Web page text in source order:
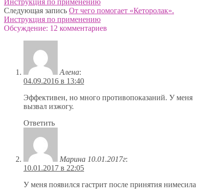
Следующая запись От чего помогает «Кеторолак».
Инструкция по применению
Обсуждение: 12 комментариев
Алена:
04.09.2016 в 13:40
Эффективен, но много противопоказаний. У меня
вызвал изжогу.
Ответить
Марина 10.01.2017г:
10.01.2017 в 22:05
У меня появился гастрит после принятия нимесила